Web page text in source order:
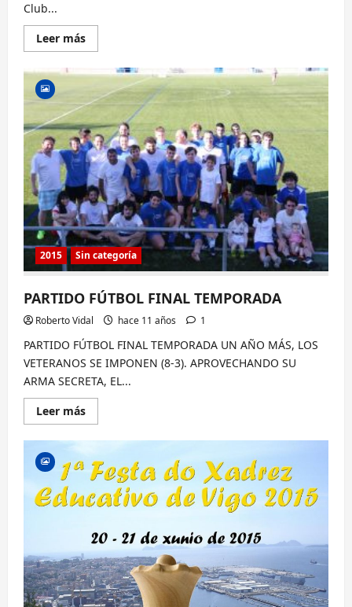
Club...
Leer másLee
más
I
Torneo
Taperia
«A
(clasificaciones)
2015 Sin categoría
PARTIDO FÚTBOL FINAL TEMPORADA
Roberto Vidal hace 11 años 1
PARTIDO FÚTBOL FINAL TEMPORADA UN AÑO MÁS, LOS
VETERANOS SE IMPONEN (8-3). APROVECHANDO SU
ARMA SECRETA, EL...
Leer másLee
más
PARTIDO
FINAL
TEMPORADA